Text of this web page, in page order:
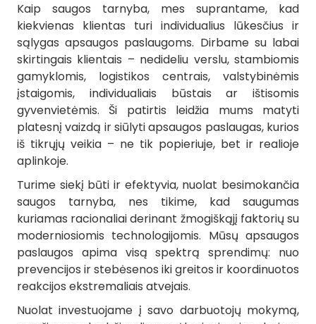
Kaip saugos tarnyba, mes suprantame, kad
kiekvienas klientas turi individualius lūkesčius ir
sąlygas apsaugos paslaugoms. Dirbame su labai
skirtingais klientais – nedideliu verslu, stambiomis
gamyklomis, logistikos centrais, valstybinėmis
įstaigomis, individualiais būstais ar ištisomis
gyvenvietėmis. Ši patirtis leidžia mums matyti
platesnį vaizdą ir siūlyti apsaugos paslaugas, kurios
iš tikrųjų veikia – ne tik popieriuje, bet ir realioje
aplinkoje.
Turime siekį būti ir efektyvia, nuolat besimokančia
saugos tarnyba, nes tikime, kad saugumas
kuriamas racionaliai derinant žmogiškąjį faktorių su
moderniosiomis technologijomis. Mūsų apsaugos
paslaugos apima visą spektrą sprendimų: nuo
prevencijos ir stebėsenos iki greitos ir koordinuotos
reakcijos ekstremaliais atvejais.
Nuolat investuojame į savo darbuotojų mokymą,